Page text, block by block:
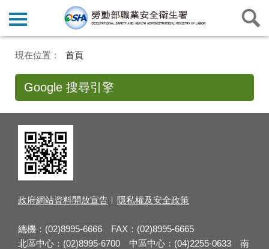
首頁
Google 搜尋引擎
政府網站資料開放宣告 隱私權及安全政策
總機：(02)8995-6666 FAX：(02)8995-6665
北區中心：(02)8995-6700 中區中心：(04)2255-0633 南